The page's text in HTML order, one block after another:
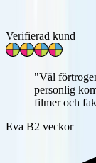
Verifierad kund
"Väl
personlig
filmer och
Eva B2 veckor